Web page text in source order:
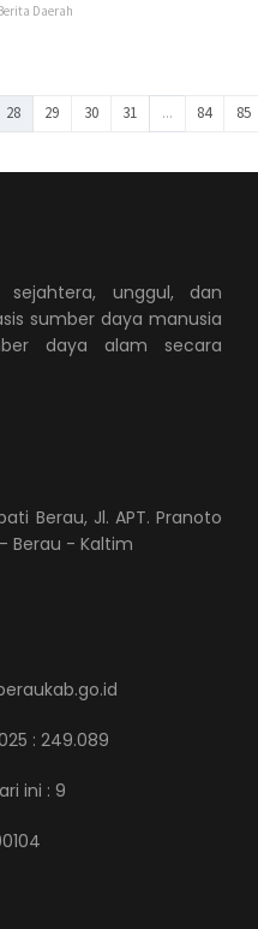
Daerah
28 29 30 31 ... 84 85
sejahtera, unggul, dan
sumber daya manusia
daya alam secara
Berau, Jl. APT. Pranoto
Berau - Kaltim
: 249.089
ini : 9